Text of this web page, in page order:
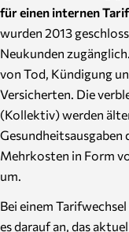
für einen internen
wurden 2013
Neukunden
von Tod, Kündigung
Versicherten. Die
(Kollektiv) werden
Gesundheitsausgaben
Mehrkosten in Form
um.
Bei einem
es darauf an, das